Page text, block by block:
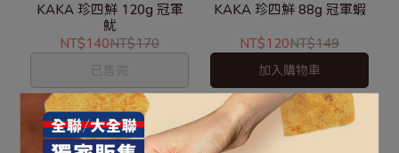
KAKA 珍四鮮 120g 冠軍
魷
NT$140NT$170
已售完
KAKA 珍四鮮 88g 冠軍蝦
NT$120NT$149
加入購物車